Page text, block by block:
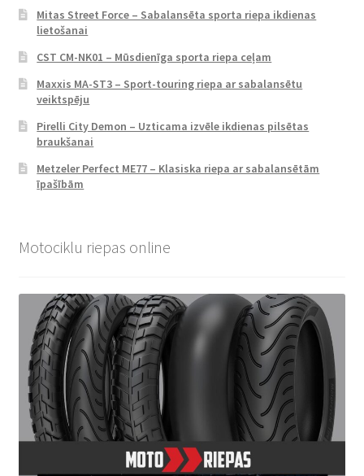
Mitas Street Force – Sabalansēta sporta riepa ikdienas
lietošanai
CST CM-NK01 – Mūsdienīga sporta riepa ceļam
Maxxis MA-ST3 – Sport-touring riepa ar sabalansētu
veiktspēju
Pirelli City Demon – Uzticama izvēle ikdienas pilsētas
braukšanai
Metzeler Perfect ME77 – Klasiska riepa ar sabalansētām
īpašībām
Motociklu riepas online